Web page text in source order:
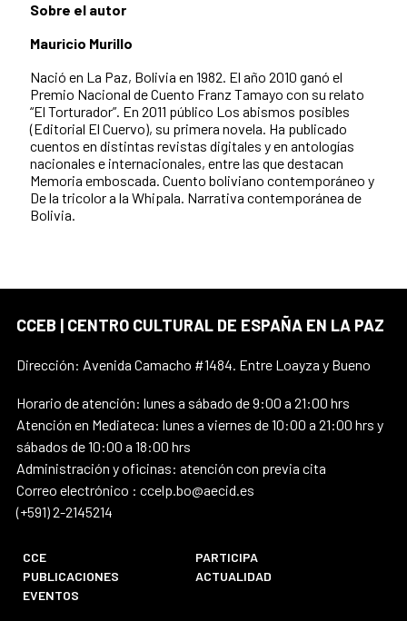
Sobre el autor
Mauricio Murillo
Nació en La Paz, Bolivia en 1982. El año 2010 ganó el
Premio Nacional de Cuento Franz Tamayo con su relato
“El Torturador”. En 2011 público Los abismos posibles
(Editorial El Cuervo), su primera novela. Ha publicado
cuentos en distintas revistas digitales y en antologías
nacionales e internacionales, entre las que destacan
Memoria emboscada. Cuento boliviano contemporáneo y
De la tricolor a la Whipala. Narrativa contemporánea de
Bolivia.
CCEB | CENTRO CULTURAL DE ESPAÑA EN LA PAZ
Dirección: Avenida Camacho #1484. Entre Loayza y Bueno
Horario de atención: lunes a sábado de 9:00 a 21:00 hrs
Atención en Mediateca: lunes a viernes de 10:00 a 21:00 hrs y
sábados de 10:00 a 18:00 hrs
Administración y oficinas: atención con previa cita
Correo electrónico : ccelp.bo@aecid.es
(+591) 2-2145214
CCE
PARTICIPA
PUBLICACIONES
ACTUALIDAD
EVENTOS